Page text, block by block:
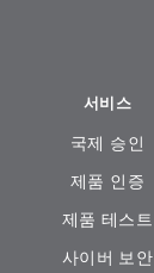
서비스
국제 승인
제품 인증
제품 테스트
사이버 보안